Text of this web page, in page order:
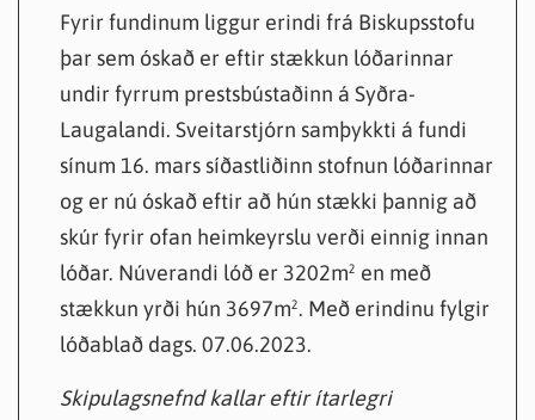
Fyrir fundinum liggur erindi frá Biskupsstofu
þar sem óskað er eftir stækkun lóðarinnar
undir fyrrum prestsbústaðinn á Syðra-
Laugalandi. Sveitarstjórn samþykkti á fundi
sínum 16. mars síðastliðinn stofnun lóðarinnar
og er nú óskað eftir að hún stækki þannig að
skúr fyrir ofan heimkeyrslu verði einnig innan
lóðar. Núverandi lóð er 3202m² en með
stækkun yrði hún 3697m². Með erindinu fylgir
lóðablað dags. 07.06.2023.
Skipulagsnefnd kallar eftir ítarlegri